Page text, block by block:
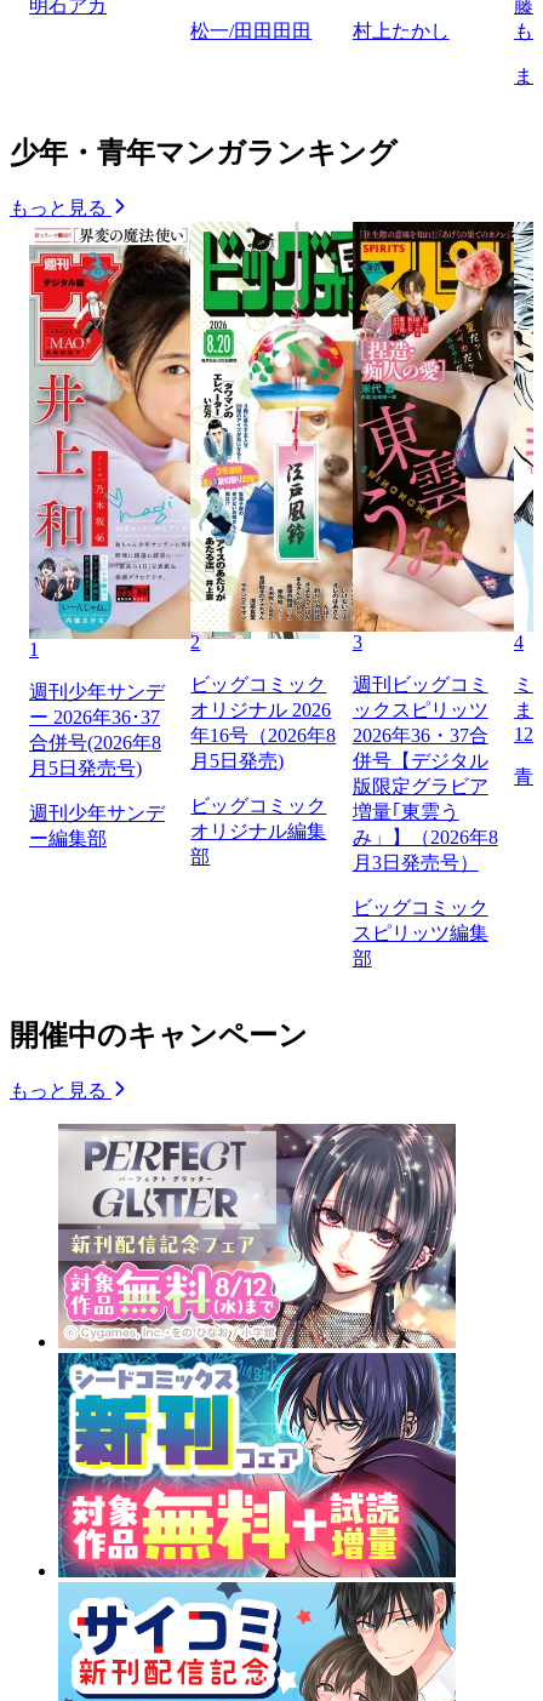
明石アカ
松一/田田田田
村上たかし
藤
も
ま
少年・青年マンガランキング
もっと見る
1
週刊少年サンデ
ー 2026年36･37
合併号(2026年8
月5日発売号)
週刊少年サンデ
ー編集部
2
ビッグコミック
オリジナル 2026
年16号（2026年8
月5日発売)
ビッグコミック
オリジナル編集
部
3
週刊ビッグコミ
ックスピリッツ
2026年36・37合
併号【デジタル
版限定グラビア
増量｢東雲う
み」】（2026年8
月3日発売号）
ビッグコミック
スピリッツ編集
部
4
ミ
ま
129
青
開催中のキャンペーン
もっと見る